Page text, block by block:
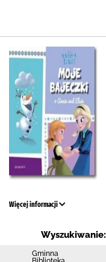
Więcej informacji
Wyszukiwanie:
Gminna